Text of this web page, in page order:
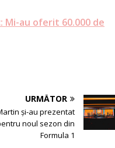
Mi-au oferit 60.000 de
URMĂTOR
şi-au prezentat
noul sezon din
Formula 1